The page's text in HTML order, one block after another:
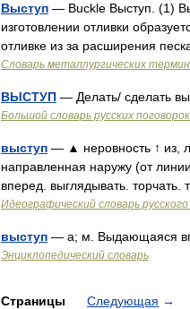
Выступ — Buckle Выступ. (1)
изготовлении отливки
отливке из за расширения
Словарь металлургических
ВЫСТУП — Делать/ сделать
Большой словарь русских поговорок
выступ — ▲ неровность ↑ из,
направленная наружу (от
вперед. выглядывать. торчать.
Идеографический словарь
выступ — а; м. Выдающаяся
Энциклопедический словарь
Страницы Следующая →